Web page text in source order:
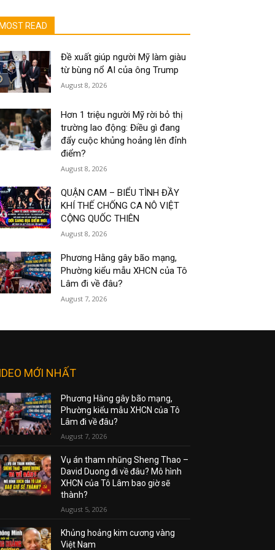
MOST READ
Đề xuất giúp người Mỹ làm giàu
từ bùng nổ AI của ông Trump
August 8, 2026
Hơn 1 triệu người Mỹ rời bỏ thị
trường lao động: Điều gì đang
đẩy cuộc khủng hoảng lên đỉnh
điểm?
August 8, 2026
QUẬN CAM – BIỂU TÌNH ĐẦY
KHÍ THẾ CHỐNG CA NÔ VIỆT
CỘNG QUỐC THIÊN
August 8, 2026
Phương Hằng gây bão mạng,
Phường kiểu mẫu XHCN của Tô
Lâm đi về đâu?
August 7, 2026
MỚI NHẤT
Phương Hằng gây bão mạng,
Phường kiểu mẫu XHCN của Tô
Lâm đi về đâu?
August 7, 2026
Vụ án tham nhũng Sheng Thao –
David Duong đi về đâu? Mô hình
XHCN của Tô Lâm bao giờ sẽ
thành?
August 5, 2026
Khủng hoảng kim cương vàng
Việt Nam